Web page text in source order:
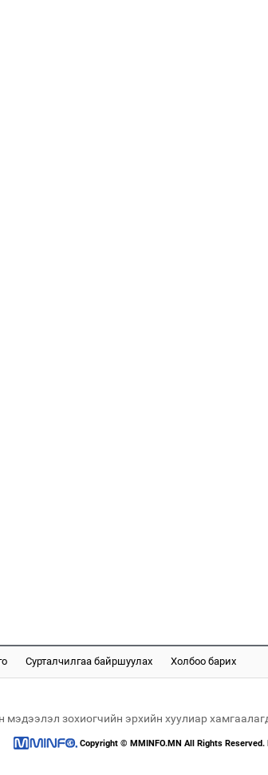
Сурталчилгаа байршуулах Холбоо барих
мэдээлэл зохиогчийн эрхийн хуулиар
Copyright © MMINFO.MN All Rights Reserved.